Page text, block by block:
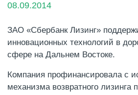
08.09.2014
ЗАО «Сбербанк Лизинг»
инновационных технологий в
сфере на Дальнем Востоке.
Компания профинансировала с
механизма возвратного лизинга